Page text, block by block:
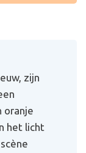
zijn
oranje
het licht